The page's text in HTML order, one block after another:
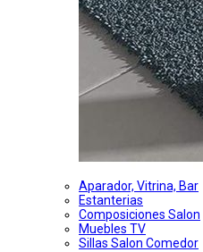
Aparador, Vitrina, Bar
Estanterias
Composiciones Salon
Muebles TV
Sillas Salon Comedor